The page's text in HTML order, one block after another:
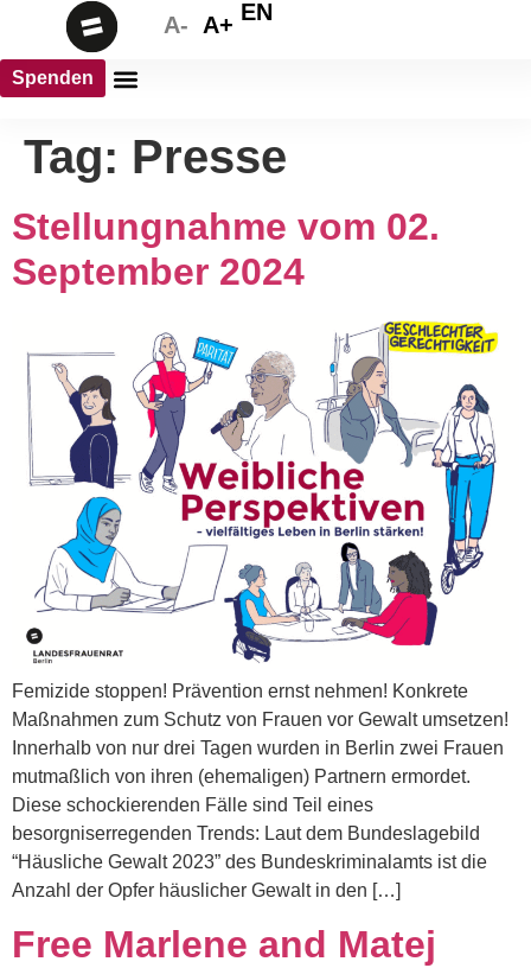
A- A+ EN
Spenden
Tag: Presse
Stellungnahme vom 02.
September 2024
Femizide stoppen! Prävention ernst nehmen! Konkrete
Maßnahmen zum Schutz von Frauen vor Gewalt umsetzen!
Innerhalb von nur drei Tagen wurden in Berlin zwei Frauen
mutmaßlich von ihren (ehemaligen) Partnern ermordet.
Diese schockierenden Fälle sind Teil eines
besorgniserregenden Trends: Laut dem Bundeslagebild
“Häusliche Gewalt 2023” des Bundeskriminalamts ist die
Anzahl der Opfer häuslicher Gewalt in den […]
Free Marlene and Matej